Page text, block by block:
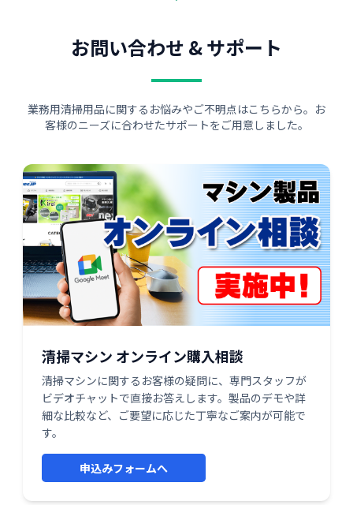
お問い合わせ & サポート
業務用清掃用品に関するお悩みやご不明点はこちらから。お
客様のニーズに合わせたサポートをご用意しました。
清掃マシン オンライン購入相談
清掃マシンに関するお客様の疑問に、専門スタッフが
ビデオチャットで直接お答えします。製品のデモや詳
細な比較など、ご要望に応じた丁寧なご案内が可能で
す。
申込みフォームへ